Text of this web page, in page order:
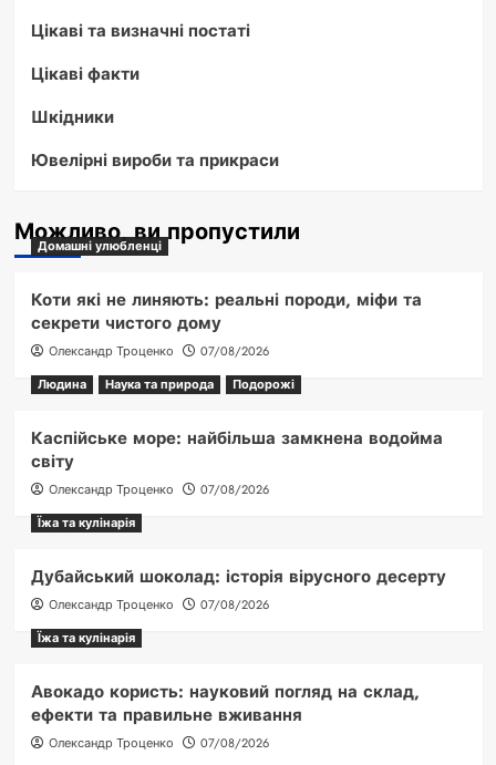
Цікаві та визначні постаті
Цікаві факти
Шкідники
Ювелірні вироби та прикраси
Можливо, ви пропустили
Домашні улюбленці
Коти які не линяють: реальні породи, міфи та
секрети чистого дому
Олександр Троценко
07/08/2026
Людина
Наука та природа Подорожі
Каспійське море: найбільша замкнена водойма
світу
Олександр Троценко
07/08/2026
Їжа та кулінарія
Дубайський шоколад: історія вірусного десерту
Олександр Троценко
07/08/2026
Їжа та кулінарія
Авокадо користь: науковий погляд на склад,
ефекти та правильне вживання
Олександр Троценко 07/08/2026